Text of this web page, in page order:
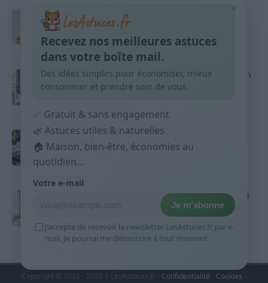
Taches pigmentaires : routine simple +
habitudes qui aident
9 avril 2026
Produits ménagers : comment économiser en
courses sans acheter 10 sprays
Budget mensuel : méthode rapide pour
répartir son salaire dès le jour de paie
9 avril 2026
Sport 10 minutes par jour est-ce utile et quoi
9 avril 2026
Copyright © 2022 - 2025 | LesAstuces.fr - Confidentialité Cookies -
×
Recevez nos meilleures astuces
dans votre boîte mail.
Des idées simples pour économiser, mieux
consommer et prendre soin de vous.
✅ Gratuit & sans engagement
🌿 Astuces utiles & naturelles
🏠 Maison, bien-être, économies au
quotidien...
Votre e-mail
Je m’abonne
J’accepte de recevoir la newsletter LesAstuces.fr par e-
mail. Je pourrai me désinscrire à tout moment.